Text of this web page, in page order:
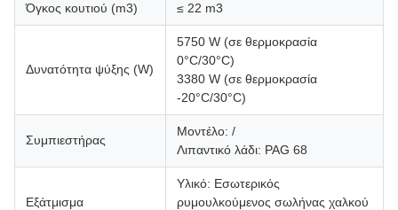
Όγκος κουτιού (m3) ≤ 22 m3
Δυνατότητα ψύξης (W)
5750 W (σε θερμοκρασία
0°C/30°C)
3380 W (σε θερμοκρασία
-20°C/30°C)
Συμπιεστήρας
Μοντέλο: /
Λιπαντικό λάδι: PAG 68
Εξάτμισμα
Υλικό: Εσωτερικός
ρυμουλκούμενος σωλήνας χαλκού